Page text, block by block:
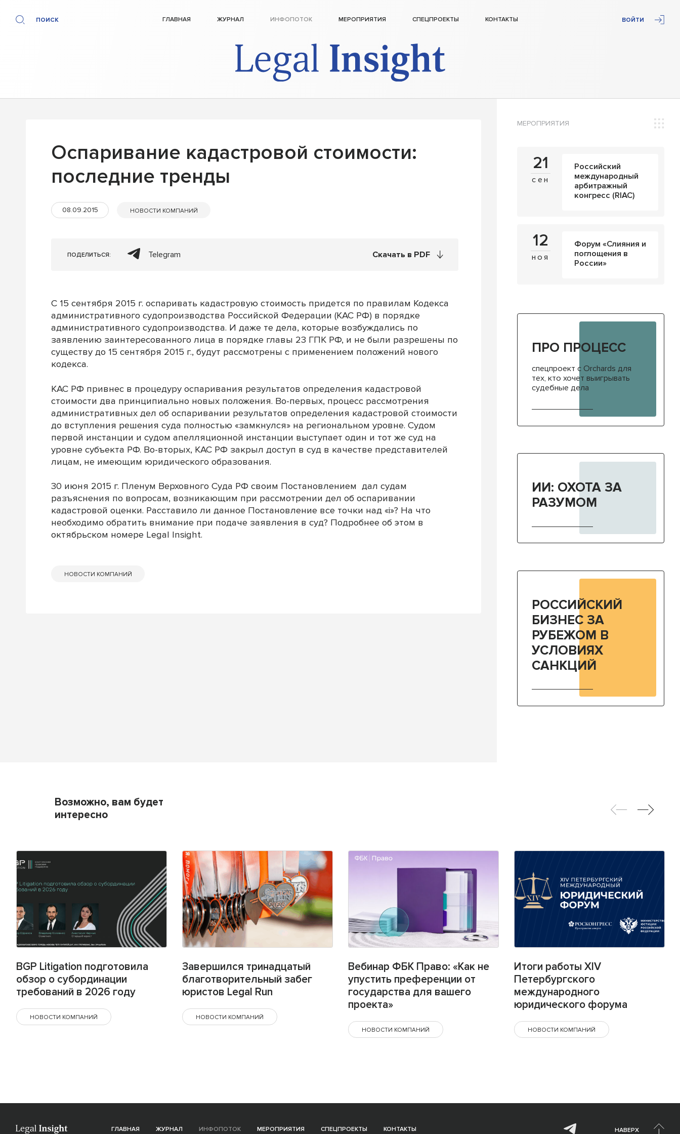
ПОИСК ГЛАВНАЯ ЖУРНАЛ ИНФОПОТОК МЕРОПРИЯТИЯ СПЕЦПРОЕКТЫ КОНТАКТЫ ВОЙТИ
Оспаривание кадастровой стоимости:
последние тренды
08.09.2015 НОВОСТИ КОМПАНИЙ
ПОДЕЛИТЬСЯ: Telegram Скачать в PDF
С 15 сентября 2015 г. оспаривать кадастровую стоимость придется по правилам Кодекса
административного судопроизводства Российской Федерации (КАС РФ) в порядке
административного судопроизводства. И даже те дела, которые возбуждались по
заявлению заинтересованного лица в порядке главы 23 ГПК РФ, и не были разрешены по
существу до 15 сентября 2015 г., будут рассмотрены с применением положений нового
кодекса.
КАС РФ привнес в процедуру оспаривания результатов определения кадастровой
стоимости два принципиально новых положения. Во-первых, процесс рассмотрения
административных дел об оспаривании результатов определения кадастровой стоимости
до вступления решения суда полностью «замкнулся» на региональном уровне. Судом
первой инстанции и судом апелляционной инстанции выступает один и тот же суд на
уровне субъекта РФ. Во-вторых, КАС РФ закрыл доступ в суд в качестве представителей
лицам, не имеющим юридического образования.
30 июня 2015 г. Пленум Верховного Суда РФ своим Постановлением дал судам
разъяснения по вопросам, возникающим при рассмотрении дел об оспаривании
кадастровой оценки. Расставило ли данное Постановление все точки над «i»? На что
необходимо обратить внимание при подаче заявления в суд? Подробнее об этом в
октябрьском номере Legal Insight.
НОВОСТИ КОМПАНИЙ
МЕРОПРИЯТИЯ
21
сен
Российский
международный
арбитражный
конгресс (RIAC)
12
ноя
Форум «Слияния и
поглощения в
России»
ПРО ПРОЦЕСС
спецпроект с Orchards для
тех, кто хочет выигрывать
судебные дела
ИИ: ОХОТА ЗА
РАЗУМОМ
РОССИЙСКИЙ
БИЗНЕС ЗА
РУБЕЖОМ В
УСЛОВИЯХ
САНКЦИЙ
Возможно, вам будет
интересно
BGP Litigation подготовила
обзор о субординации
требований в 2026 году
НОВОСТИ КОМПАНИЙ
Завершился тринадцатый
благотворительный забег
юристов Legal Run
НОВОСТИ КОМПАНИЙ
Вебинар ФБК Право: «Как не
упустить преференции от
государства для вашего
проекта»
НОВОСТИ КОМПАНИЙ
Итоги работы XIV
Петербургского
международного
юридического форума
НОВОСТИ КОМПАНИЙ
ГЛАВНАЯ ЖУРНАЛ ИНФОПОТОК МЕРОПРИЯТИЯ СПЕЦПРОЕКТЫ КОНТАКТЫ НАВЕРХ